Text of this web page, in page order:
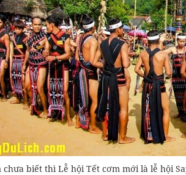
chưa biết thì Lễ hội Tết cơm mới là lễ hội